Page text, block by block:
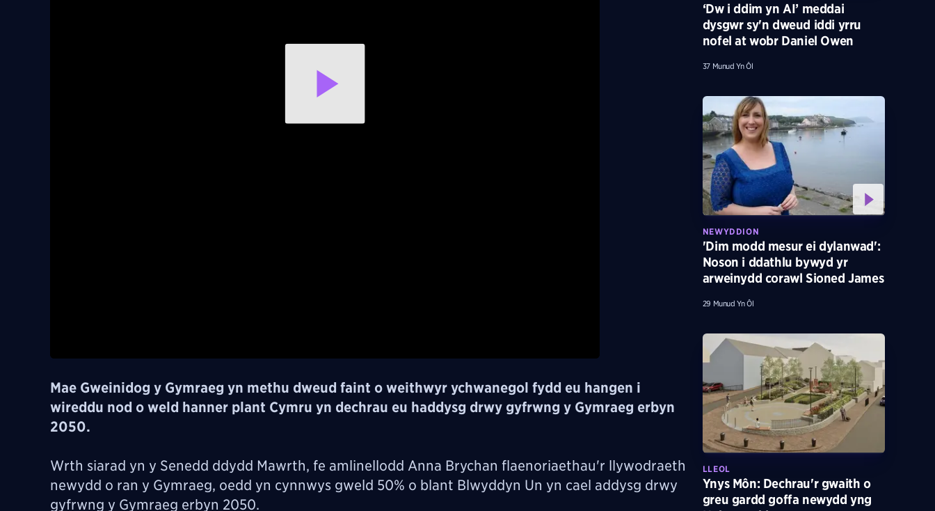
Play
Mae Gweinidog y Gymraeg yn methu dweud faint o weithwyr ychwanegol fydd eu hangen i
wireddu nod o weld hanner plant Cymru yn dechrau eu haddysg drwy gyfrwng y Gymraeg erbyn
2050.
Wrth siarad yn y Senedd ddydd Mawrth, fe amlinellodd Anna Brychan flaenoriaethau'r llywodraeth
newydd o ran y Gymraeg, oedd yn cynnwys gweld 50% o blant Blwyddyn Un yn cael addysg drwy
gyfrwng y Gymraeg erbyn 2050.
‘Dw i ddim yn AI’ meddai
dysgwr sy'n dweud iddi yrru
nofel at wobr Daniel Owen
37 Munud Yn Ôl
NEWYDDION
'Dim modd mesur ei dylanwad':
Noson i ddathlu bywyd yr
arweinydd corawl Sioned James
29 Munud Yn Ôl
LLEOL
Ynys Môn: Dechrau'r gwaith o
greu gardd goffa newydd yng